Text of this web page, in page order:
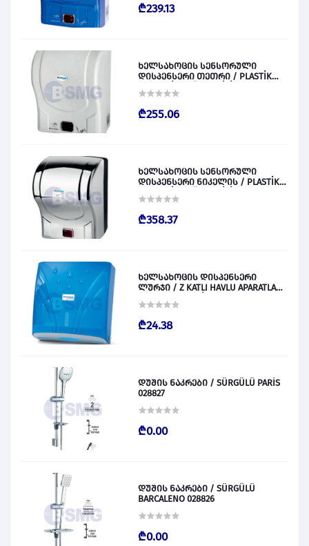
₾239.13
ხელსახოცის სენსორული
დისპენსერი თეთრი / PLASTİK
028829
₾255.06
ხელსახოცის სენსორული
დისპენსერი ნიკელის / PLASTİK
028830
₾358.37
ხელსახოცის დისპენსერი
ლურჯი / Z KATLI HAVLU APARATLARI
₾24.38
დუშის ნაკრები / SÜRGÜLÜ PARİS
028827
₾0.00
დუშის ნაკრები / SÜRGÜLÜ
BARCALENO 028826
₾0.00